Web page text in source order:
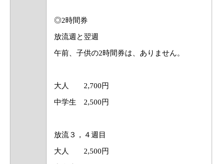
◎2時間券
放流週と翌週
午前、子供の2時間券は、ありません。
大人 2,700円
中学生 2,500円
放流３，４週目
大人 2,500円